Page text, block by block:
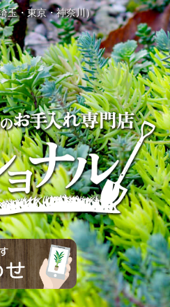
玉・東京・神奈川）